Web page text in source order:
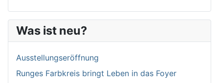
Was ist neu?
Ausstellungseröffnung
Runges Farbkreis bringt Leben in das Foyer